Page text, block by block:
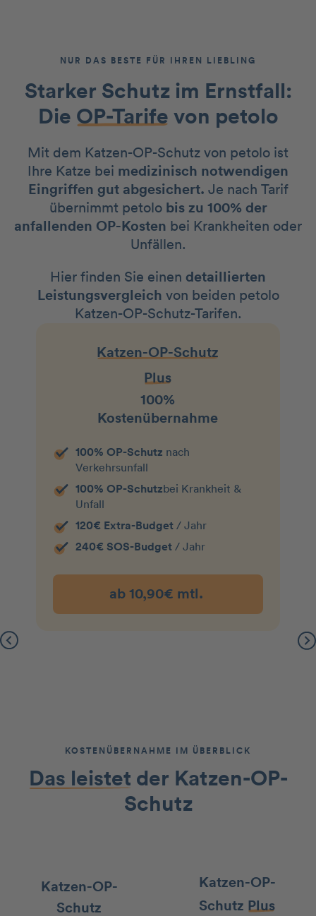
NUR DAS BESTE FÜR IHREN LIEBLING
Starker Schutz im Ernstfall:
Die OP-Tarife von petolo
Mit dem Katzen-OP-Schutz von petolo ist
Ihre Katze bei medizinisch notwendigen
Eingriffen gut abgesichert. Je nach Tarif
übernimmt petolo bis zu 100% der
anfallenden OP-Kosten bei Krankheiten oder
Unfällen.
Hier finden Sie einen detaillierten
Leistungsvergleich von beiden petolo
Katzen-OP-Schutz-Tarifen.
Katzen-OP-Schutz
Plus
100%
Kostenübernahme
100% OP-Schutz nach
Verkehrsunfall
100% OP-Schutz bei Krankheit &
Unfall
120€ Extra-Budget / Jahr
240€ SOS-Budget/ Jahr
ab 10,90€ mtl.
Slide 2 of 2.
KOSTENÜBERNAHME IM ÜBERBLICK
Das leistet der Katzen-OP-
Schutz
Katzen-OP-
Schutz
Katzen-OP-
Schutz Plus